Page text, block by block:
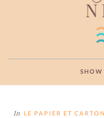
SHOW
In LE PAPIER ET CARTON